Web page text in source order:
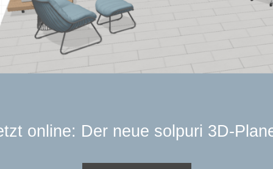
online: Der neue solpuri 3D-